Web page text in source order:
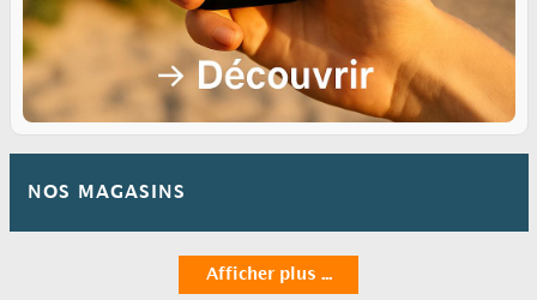
NOS MAGASINS
Afficher plus ...